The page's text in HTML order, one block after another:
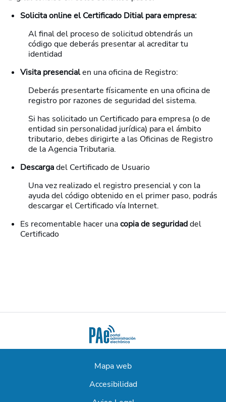
Solicita online el Certificado Ditial para empresa:
Al final del proceso de solicitud obtendrás un
código que deberás presentar al acreditar tu
identidad
Visita presencialen una oficina de Registro:
Deberás presentarte físicamente en una oficina de
registro por razones de seguridad del sistema.
Si has solicitado un Certificado para empresa (o de
entidad sin personalidad jurídica) para el ámbito
tributario, debes dirigirte a las Oficinas de Registro
de la Agencia Tributaria.
Descargadel Certificado de Usuario
Una vez realizado el registro presencial y con la
ayuda del código obtenido en el primer paso, podrás
descargar el Certificado vía Internet.
Es recomentable hacer unacopia de seguridaddel
Certificado
Mapa web
Accesibilidad